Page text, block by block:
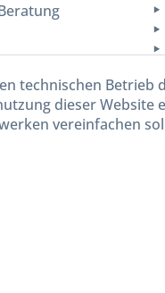
technischen
dieser
vereinfachen